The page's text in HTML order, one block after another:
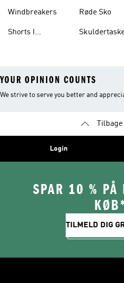
Windbreakers
Shorts I
Røde Sko
YOUR OPINION COUNTS
We strive to serve you better and
Login
SPAR 10 %
TILMELD DIG